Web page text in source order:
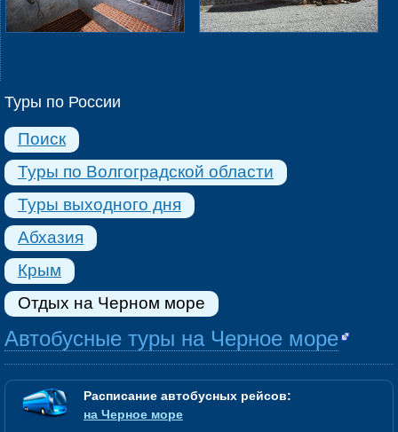
Туры по России
Поиск
Туры по Волгоградской области
Туры выходного дня
Абхазия
Крым
Отдых на Черном море
Автобусные туры на Черное море
Расписание автобусных рейсов:
на Черное море